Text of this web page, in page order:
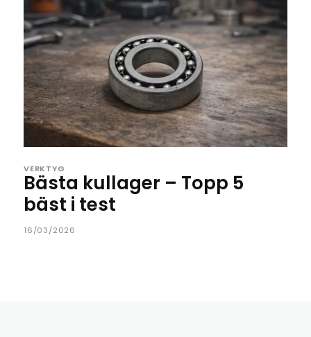
VERKTYG
Bästa kullager – Topp 5
bäst i test
16/03/2026